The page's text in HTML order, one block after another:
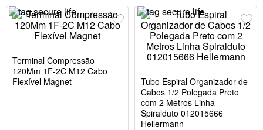
Terminal Compressão
120Mm 1F-2C M12 Cabo
Flexível Magnet
Tubo Espiral Organizador de
Cabos 1/2 Polegada Preto
com 2 Metros Linha
Spiralduto 012015666
Hellermann